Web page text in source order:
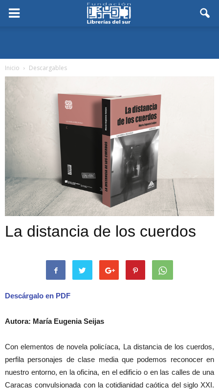
Inicio Descargables
La distancia de los cuerdos
Descárgalo en PDF
Autora: María Eugenia Seijas
Con elementos de novela policíaca, La distancia de los cuerdos,
perfila personajes de clase media que podemos reconocer en
nuestro entorno, en la oficina, en el edificio o en las calles de una
Caracas convulsionada con la cotidianidad caótica del siglo XXI.